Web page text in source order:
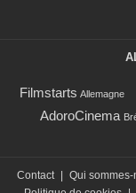
Filmstarts Allemagne
AdoroCinema
Contact Qui